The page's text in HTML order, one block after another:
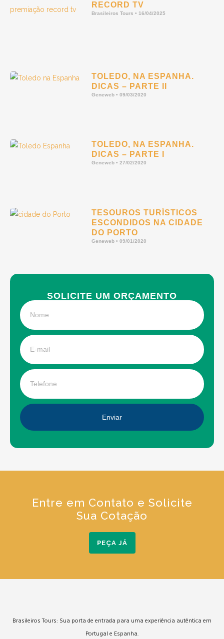
RECORD TV
Brasileiros Tours 16/04/2025
TOLEDO, NA ESPANHA.
DICAS – PARTE II
Geneweb 09/03/2020
TOLEDO, NA ESPANHA.
DICAS – PARTE I
Geneweb 27/02/2020
TESOUROS TURÍSTICOS
ESCONDIDOS NA CIDADE
DO PORTO
Geneweb 09/01/2020
SOLICITE UM ORÇAMENTO
Enviar
Entre em Contato e Solicite
Sua Cotação
PEÇA JÁ
Brasileiros Tours: Sua porta de entrada para uma experiência autêntica em
Portugal e Espanha.